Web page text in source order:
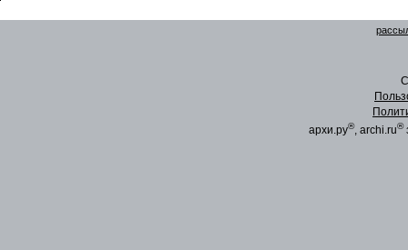
архи.ру®, archi.ru®